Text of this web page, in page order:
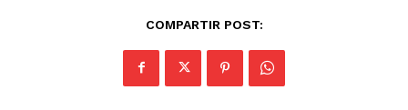
COMPARTIR POST: